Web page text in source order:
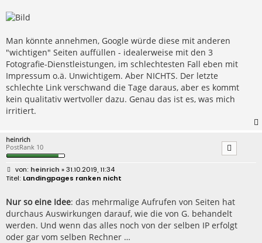
Man könnte annehmen, Google würde diese mit anderen
"wichtigen" Seiten auffüllen - idealerweise mit den 3
Fotografie-Dienstleistungen, im schlechtesten Fall eben mit
Impressum o.ä. Unwichtigem. Aber NICHTS. Der letzte
schlechte Link verschwand die Tage daraus, aber es kommt
kein qualitativ wertvoller dazu. Genau das ist es, was mich
irritiert.
heinrich
PostRank 10
B
e
r
a
g
heinrich » 31.10.2019, 11:34
Landingpages ranken nicht
Nur so eine Idee: das mehrmalige Aufrufen von Seiten hat
durchaus Auswirkungen darauf, wie die von G. behandelt
werden. Und wenn das alles noch von der selben IP erfolgt
oder gar vom selben Rechner …